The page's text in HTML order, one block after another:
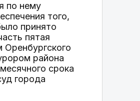
по нему
того,
принято
пятая
Оренбургского
района
срока
города